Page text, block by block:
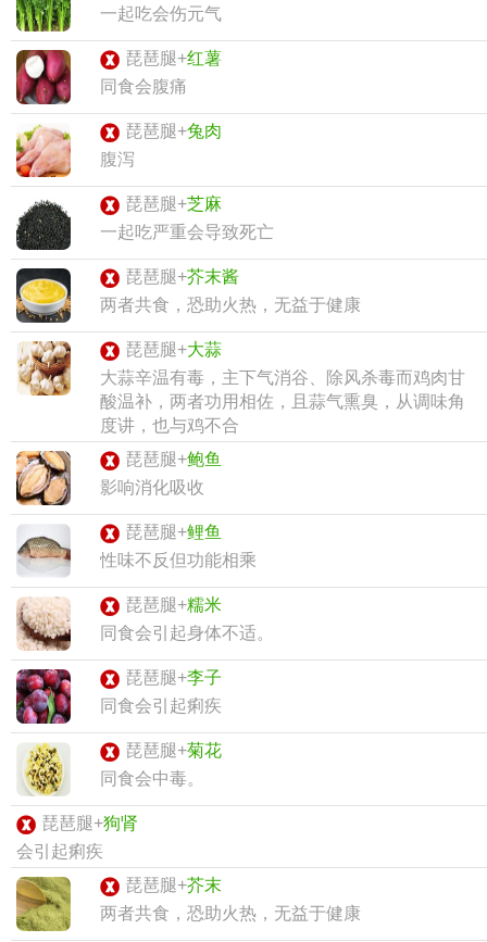
一起吃会伤元气
琵琶腿+红薯
同食会腹痛
琵琶腿+兔肉
腹泻
琵琶腿+芝麻
一起吃严重会导致死亡
琵琶腿+芥末酱
两者共食，恐助火热，无益于健康
琵琶腿+大蒜
大蒜辛温有毒，主下气消谷、除风杀毒而鸡肉甘
酸温补，两者功用相佐，且蒜气熏臭，从调味角
度讲，也与鸡不合
琵琶腿+鲍鱼
影响消化吸收
琵琶腿+鲤鱼
性味不反但功能相乘
琵琶腿+糯米
同食会引起身体不适。
琵琶腿+李子
同食会引起痢疾
琵琶腿+菊花
同食会中毒。
琵琶腿+狗肾
会引起痢疾
琵琶腿+芥末
两者共食，恐助火热，无益于健康